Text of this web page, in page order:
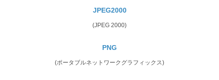
JPEG2000
(JPEG 2000)
PNG
(ポータブルネットワークグラフィックス)